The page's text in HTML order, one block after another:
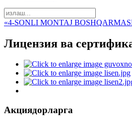
«4-SONLI MONTAJ
Лицензия ва
Акциядорларга